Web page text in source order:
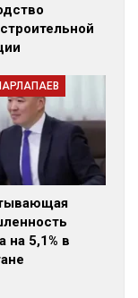
на 5,1% в